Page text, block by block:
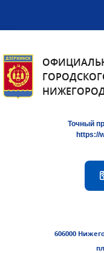
Точный
https://
606000